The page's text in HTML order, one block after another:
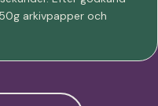
arkivpapper och